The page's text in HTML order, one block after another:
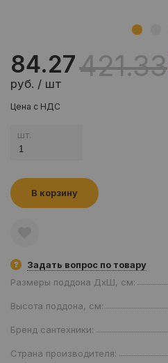
84.27
руб. / шт
421.33
Цена с НДС
шт.
В корзину
Задать вопрос по товару
Размеры поддона ДхШ, см:
Высота поддона, см:
Бренд сантехники:
Страна производителя: